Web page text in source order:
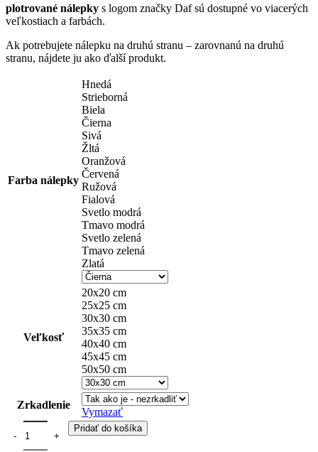
through
plotrované nálepky s logom značky Daf sú dostupné vo viacerých
veľkostiach a farbách.
Ak potrebujete nálepku na druhú stranu – zarovnanú na druhú
stranu, nájdete ju ako ďalší produkt.
Farba nálepky
Hnedá
Strieborná
Biela
Čierna
Sivá
Žltá
Oranžová
Červená
Ružová
Fialová
Svetlo modrá
Tmavo modrá
Svetlo zelená
Tmavo zelená
Zlatá
Veľkosť
20x20 cm
25x25 cm
30x30 cm
35x35 cm
40x40 cm
45x45 cm
50x50 cm
Zrkadlenie
Vymazať
Pridať do košíka